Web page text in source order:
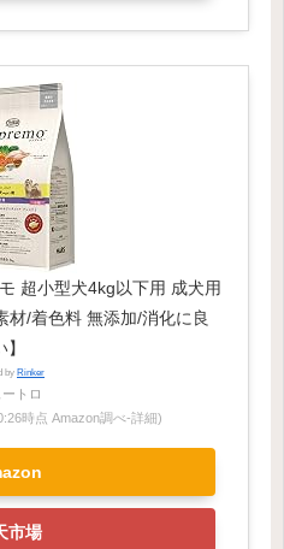
超小型犬4kg以下用 成犬用
材/着色料 無添加/消化に良
】
byRinker
ートロ
時点 Amazon調べ-詳細)
市場